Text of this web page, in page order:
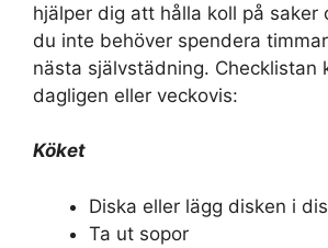
hjälper dig att hålla koll på saker
du inte behöver spendera
nästa självstädning. Checklistan
dagligen eller veckovis:
Köket
Diska eller lägg disken i
Ta ut sopor